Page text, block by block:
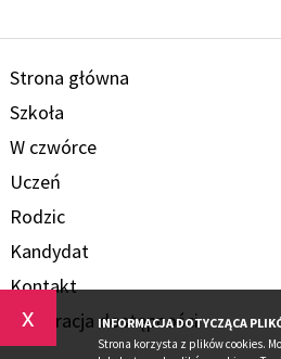
x INFORMACJA DOTYCZĄCA
Strona korzysta z plików cookies.
Strona główna
Szkoła
W czwórce
Uczeń
Rodzic
Kandydat
Kontakt
Deklaracja dostępności